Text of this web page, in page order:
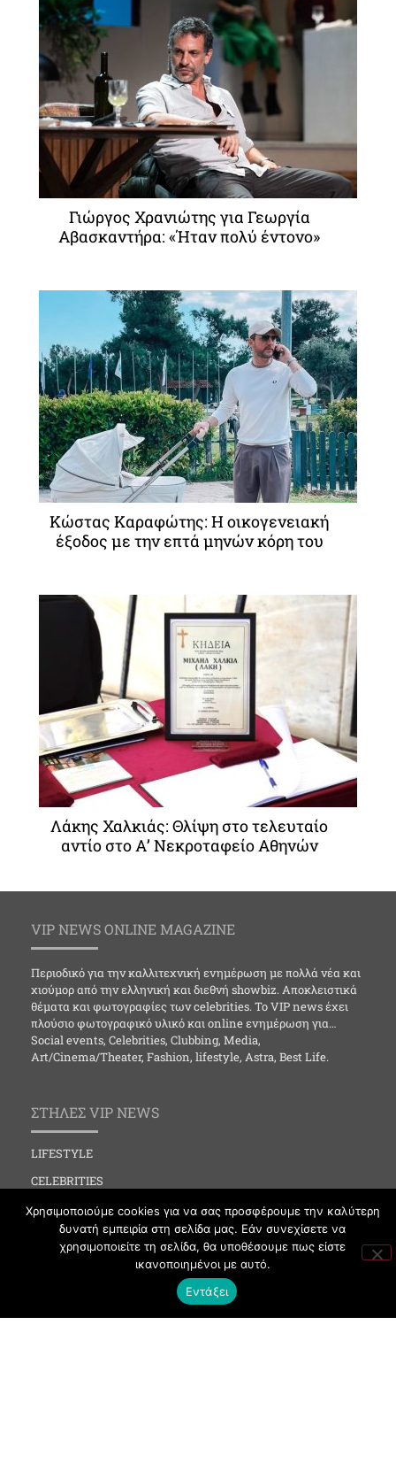
Γιώργος Χρανιώτης για Γεωργία
Αβασκαντήρα: «Ήταν πολύ έντονο»
Κώστας Καραφώτης: Η οικογενειακή
έξοδος με την επτά μηνών κόρη του
Λάκης Χαλκιάς: Θλίψη στο τελευταίο
αντίο στο Α’ Νεκροταφείο Αθηνών
VIP NEWS ONLINE MAGAZINE
Περιοδικό για την καλλιτεχνική ενημέρωση με πολλά νέα και
χιούμορ από την ελληνική και διεθνή showbiz. Αποκλειστικά
θέματα και φωτογραφίες των celebrities. Το VIP news έχει
πλούσιο φωτογραφικό υλικό και online ενημέρωση για…
Social events, Celebrities, Clubbing, Media,
Art/Cinema/Theater, Fashion, lifestyle, Astra, Best Life.
ΣΤΗΛΕΣ VIP NEWS
LIFESTYLE
CELEBRITIES
MEDIA
SOCIAL EVENTS
NEWS
Χρησιμοποιούμε cookies για να σας προσφέρουμε την καλύτερη
δυνατή εμπειρία στη σελίδα μας. Εάν συνεχίσετε να
χρησιμοποιείτε τη σελίδα, θα υποθέσουμε πως είστε
ικανοποιημένοι με αυτό.
Εντάξει